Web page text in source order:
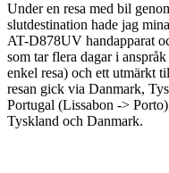
Under en resa med bil
slutdestination hade jag
AT-D878UV handapparat
som tar flera dagar i
enkel resa) och ett utmärkt
resan gick via Danmark,
Portugal (Lissabon ->
Tyskland och Danmark.